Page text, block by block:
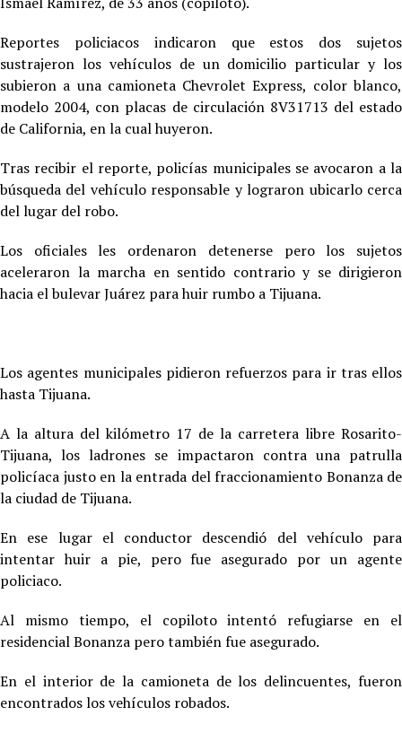
Reportes policiacos indicaron que estos dos sujetos
sustrajeron los vehículos de un domicilio particular y los
subieron a una camioneta Chevrolet Express, color blanco,
modelo 2004, con placas de circulación 8V31713 del estado
de California, en la cual huyeron.
Tras recibir el reporte, policías municipales se avocaron a la
búsqueda del vehículo responsable y lograron ubicarlo cerca
del lugar del robo.
Los oficiales les ordenaron detenerse pero los sujetos
aceleraron la marcha en sentido contrario y se dirigieron
hacia el bulevar Juárez para huir rumbo a Tijuana.
Los agentes municipales pidieron refuerzos para ir tras ellos
hasta Tijuana.
A la altura del kilómetro 17 de la carretera libre Rosarito-
Tijuana, los ladrones se impactaron contra una patrulla
policíaca justo en la entrada del fraccionamiento Bonanza de
la ciudad de Tijuana.
En ese lugar el conductor descendió del vehículo para
intentar huir a pie, pero fue asegurado por un agente
policiaco.
Al mismo tiempo, el copiloto intentó refugiarse en el
residencial Bonanza pero también fue asegurado.
En el interior de la camioneta de los delincuentes, fueron
encontrados los vehículos robados.